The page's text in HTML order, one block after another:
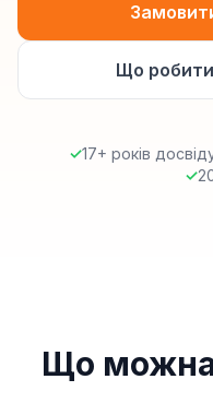
Що робити
✓17+ років
✓
Що